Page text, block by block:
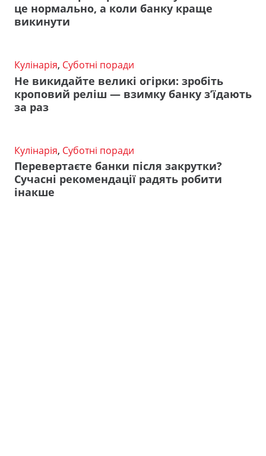
це нормально, а коли банку краще
викинути
Кулінарія, Суботні поради
Не викидайте великі огірки: зробіть
кроповий реліш — взимку банку з’їдають
за раз
Кулінарія, Суботні поради
Перевертаєте банки після закрутки?
Сучасні рекомендації радять робити
інакше